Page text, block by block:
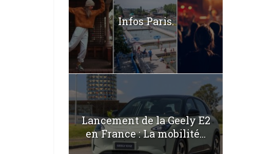
Infos Paris.
Lancement de la Geely E2
en France : La mobilité...